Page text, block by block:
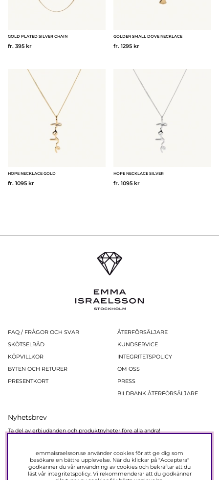
GOLD PLATED SILVER CHAIN
fr. 395 kr
GOLDEN SMALL DOVE NECKLACE
fr. 1295 kr
HOPE NECKLACE GOLD
fr. 1095 kr
HOPE NECKLACE SILVER
fr. 1095 kr
FAQ / FRÅGOR OCH SVAR
SKÖTSELRÅD
KÖPVILLKOR
BYTEN OCH RETURER
PRESENTKORT
ÅTERFÖRSÄLJARE
KUNDSERVICE
INTEGRITETSPOLICY
OM OSS
PRESS
BILDBANK ÅTERFÖRSÄLJARE
Nyhetsbrev
Ta del av erbjudanden och produktnyheter före alla andra!
PRENUMERERA
emmaisraelsson.se använder cookies för att ge dig som
besökare en bättre upplevelse. När du klickar på "Acceptera"
godkänner du vår användning av cookies och bekräftar att du
läst vår integritetspolicy. Vi rekommenderar att du godkänner